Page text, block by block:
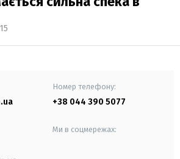
Номер телефону:
+38 044 390 5077
Ми в соцмережах: